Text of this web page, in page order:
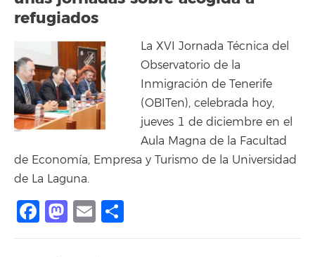
refugiados
La XVI Jornada Técnica del
Observatorio de la
Inmigración de Tenerife
(OBITen), celebrada hoy,
jueves 1 de diciembre en el
Aula Magna de la Facultad
de Economía, Empresa y Turismo de la Universidad
de La Laguna.
Facebook
Mastodon
Email